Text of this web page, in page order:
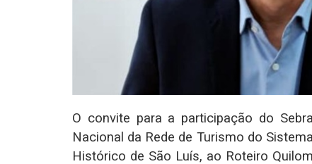
O convite para a participação do
Nacional da Rede de Turismo do
Histórico de São Luís, ao Roteiro